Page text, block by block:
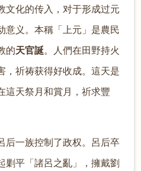
文化的传入，对于形成过元
意义。本稱「上元」是農民
的天官誕。人們在田野持火
，祈祷获得好收成。這天是
這天祭月和賞月，祈求豐
后一族控制了政权。呂后卒
剿平「諸呂之亂」，擁戴劉